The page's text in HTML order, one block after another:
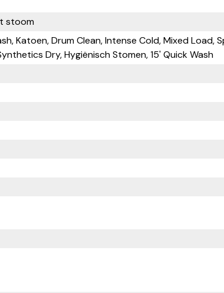
stoom
Katoen, Drum Clean, Intense Cold, Mixed Load,
Dry, Hygiënisch Stomen, 15' Quick Wash